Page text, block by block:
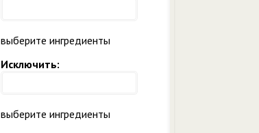
выберите ингредиенты
Исключить:
выберите ингредиенты